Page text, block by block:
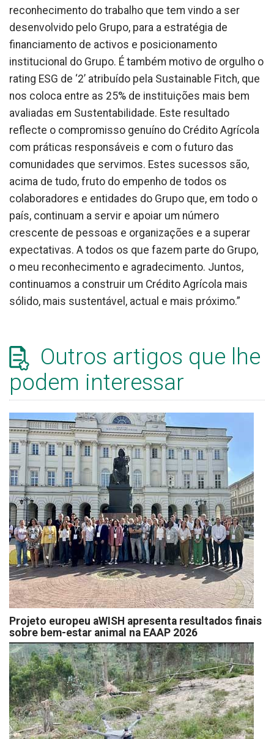
reconhecimento do trabalho que tem vindo a ser
desenvolvido pelo Grupo, para a estratégia de
financiamento de activos e posicionamento
institucional do Grupo. É também motivo de orgulho o
rating ESG de ‘2’ atribuído pela Sustainable Fitch, que
nos coloca entre as 25% de instituições mais bem
avaliadas em Sustentabilidade. Este resultado
reflecte o compromisso genuíno do Crédito Agrícola
com práticas responsáveis e com o futuro das
comunidades que servimos. Estes sucessos são,
acima de tudo, fruto do empenho de todos os
colaboradores e entidades do Grupo que, em todo o
país, continuam a servir e apoiar um número
crescente de pessoas e organizações e a superar
expectativas. A todos os que fazem parte do Grupo,
o meu reconhecimento e agradecimento. Juntos,
continuamos a construir um Crédito Agrícola mais
sólido, mais sustentável, actual e mais próximo.”
Outros artigos que lhe
podem interessar
Projeto europeu aWISH apresenta resultados finais
sobre bem-estar animal na EAAP 2026